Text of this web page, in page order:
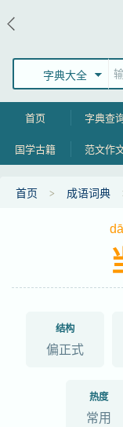
字典大全
首页 字典查
国学古籍 范文作
首页 成语词典
结构
偏正式
热度
常用